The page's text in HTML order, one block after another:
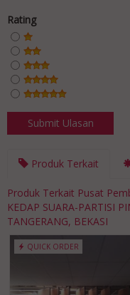
Rating
Produk Terkait
Produk Terkait Pusat
KEDAP SUARA-PARTISI
TANGERANG, BEKASI
QUICK ORDER